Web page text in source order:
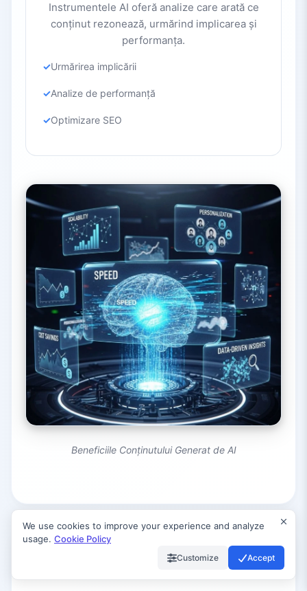
Instrumentele AI oferă analize care arată ce
conținut rezonează, urmărind implicarea și
performanța.
Urmărirea implicării
Analize de performanță
Optimizare SEO
Beneficiile Conținutului Generat de AI
Provocări și Considerații
We use cookies to improve your experience and analyze
usage. Cookie Policy
Customize Accept